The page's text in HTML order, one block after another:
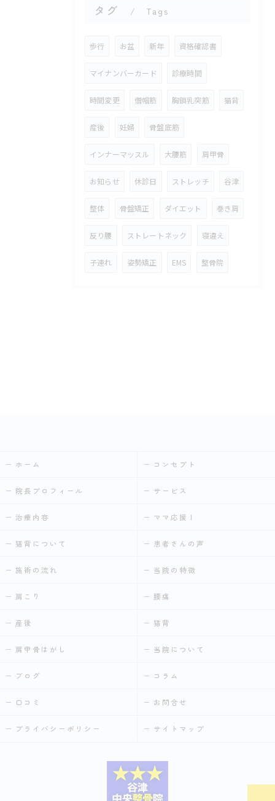
タグ Tags
歩行 お盆 新年 資格確認書
マイナンバーカード 診療時間
時間変更 僧帽筋 胸鎖乳突筋 猫背
産後 妊婦 骨盤底筋
インナーマッスル 大腰筋 肩甲骨
お知らせ 休診日 ストレッチ 谷津
整体 骨盤矯正 ダイエット 巻き肩
反り腰 ストレートネック 寝違え
子連れ 姿勢矯正 EMS 整骨院
ホーム コンセプト
院長プロフィール サービス
治療内容 ママ応援！
猫背について 患者さんの声
施術の流れ 当院の特徴
肩こり 腰痛
産後 猫背
肩甲骨はがし 当院について
ブログ コラム
口コミ お問合せ
プライバシーポリシー サイトマップ